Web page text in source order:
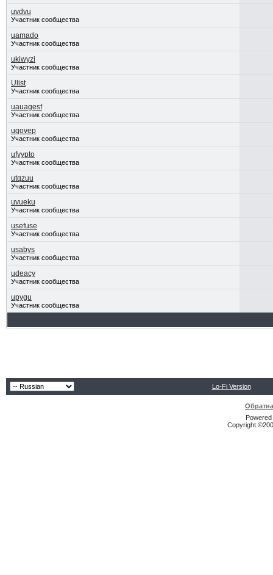
uvdvu
Участник сообщества
uamado
Участник сообщества
ukiwyzi
Участник сообщества
Ulist
Участник сообщества
uauagesf
Участник сообщества
uqovep
Участник сообщества
ufyypto
Участник сообщества
utqzuu
Участник сообщества
uvueku
Участник сообщества
usefuse
Участник сообщества
usabys
Участник сообщества
udeacy
Участник сообщества
upygu
Участник сообщества
Lo-Fi Version
Copyright